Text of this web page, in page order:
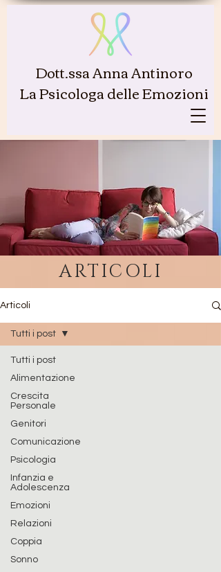
Dott.ssa Anna Antinoro
La Psicologa delle Emozioni
ARTICOLI
Articoli
Tutti i post
Alimentazione
Crescita
Personale
Genitori
Comunicazione
Psicologia
Infanzia e
Adolescenza
Emozioni
Relazioni
Coppia
Sonno
Tutti i post